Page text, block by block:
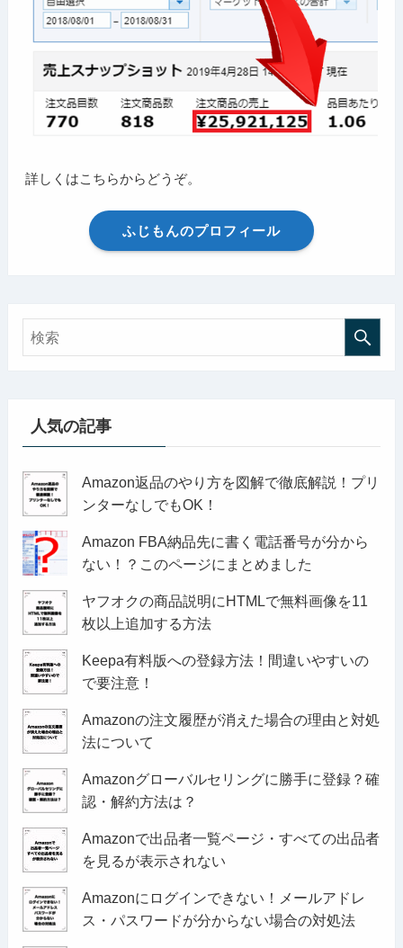
詳しくはこちらからどうぞ。
ふじもんのプロフィール
人気の記事
Amazon返品のやり方を図解で徹底解説！プリ
ンターなしでもOK！
Amazon FBA納品先に書く電話番号が分から
ない！？このページにまとめました
ヤフオクの商品説明にHTMLで無料画像を11
枚以上追加する方法
Keepa有料版への登録方法！間違いやすいの
で要注意！
Amazonの注文履歴が消えた場合の理由と対処
法について
Amazonグローバルセリングに勝手に登録？確
認・解約方法は？
Amazonで出品者一覧ページ・すべての出品者
を見るが表示されない
Amazonにログインできない！メールアドレ
ス・パスワードが分からない場合の対処法